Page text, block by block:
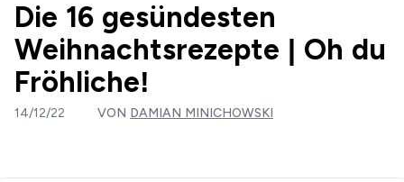
Die 16 gesündesten
Weihnachtsrezepte | Oh du
Fröhliche!
14/12/22 VON DAMIAN MINICHOWSKI